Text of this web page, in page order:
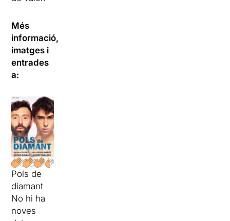
Més
informació,
imatges i
entrades
a:
Pols de
diamant
No hi ha
noves